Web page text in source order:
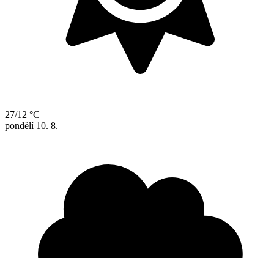
27/12 °C
pondělí 10. 8.